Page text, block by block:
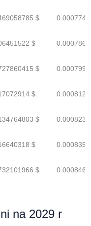
$
$
$
$
$
$
$
na 2029 r